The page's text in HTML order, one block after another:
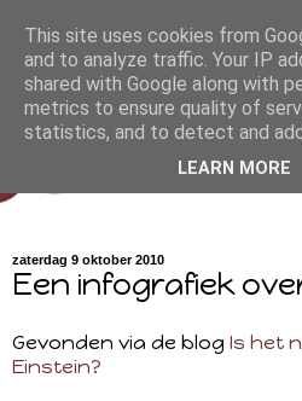
zaterdag 9 oktober 2010
Een infografiek
Gevonden via de blog Is het
Einstein?
This site uses cookies from
and to analyze traffic. Your IP
shared with Google along with
metrics to ensure quality of
statistics, and to detect and
LEARN MORE